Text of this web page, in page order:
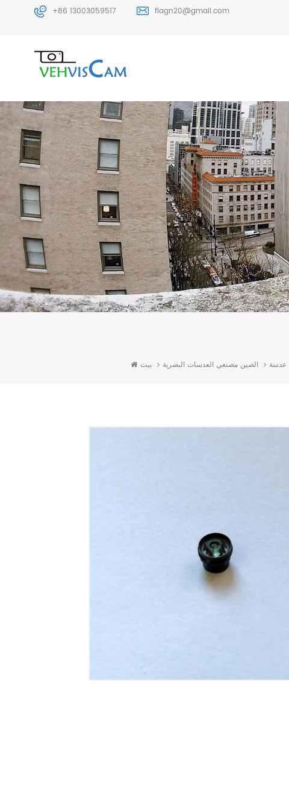
+86 13003059517 flagn20@gmail.com
بيت الصين مصنعي العدسات البصرية